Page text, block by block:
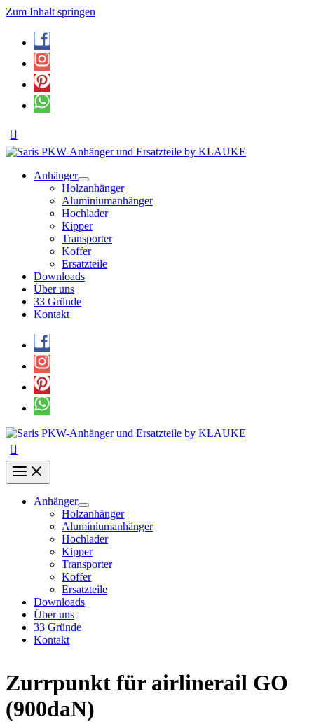
Zum Inhalt springen
Anhänger
Holzanhänger
Aluminiumanhänger
Hochlader
Kipper
Transporter
Koffer
Ersatzteile
Downloads
Über uns
33 Gründe
Kontakt
Anhänger
Holzanhänger
Aluminiumanhänger
Hochlader
Kipper
Transporter
Koffer
Ersatzteile
Downloads
Über uns
33 Gründe
Kontakt
Zurrpunkt für airlinerail GO
(900daN)